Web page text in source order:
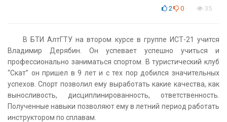
2 0 35
В БТИ АлтГТУ на втором курсе в группе ИСТ-21 учится
Владимир Дерябин. Он успевает успешно учиться и
профессионально заниматься спортом. В туристический клуб
“Скат” он пришел в 9 лет и с тех пор добился значительных
успехов. Спорт позволил ему выработать какие качества, как
выносливость, дисциплинированность, ответственность.
Полученные навыки позволяют ему в летний период работать
инструктором по сплавам.